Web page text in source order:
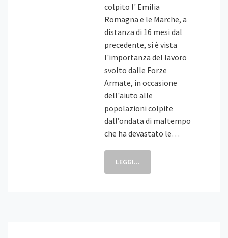
colpito l' Emilia
Romagna e le Marche, a
distanza di 16 mesi dal
precedente, si è vista
l'importanza del lavoro
svolto dalle Forze
Armate, in occasione
dell'aiuto alle
popolazioni colpite
dall’ondata di maltempo
che ha devastato le…
LEGGI...